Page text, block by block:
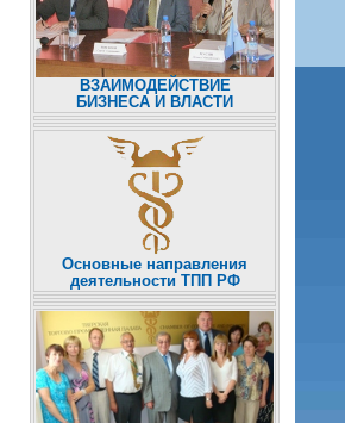
ВЗАИМОДЕЙСТВИЕ
БИЗНЕСА И ВЛАСТИ
Основные направления
деятельности ТПП РФ